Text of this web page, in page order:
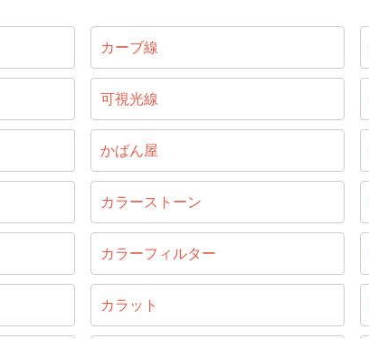
カーブ線
可視光線
かばん屋
カラーストーン
カラーフィルター
カラット